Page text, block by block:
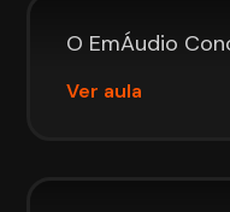
O EmÁudio
Ver aula